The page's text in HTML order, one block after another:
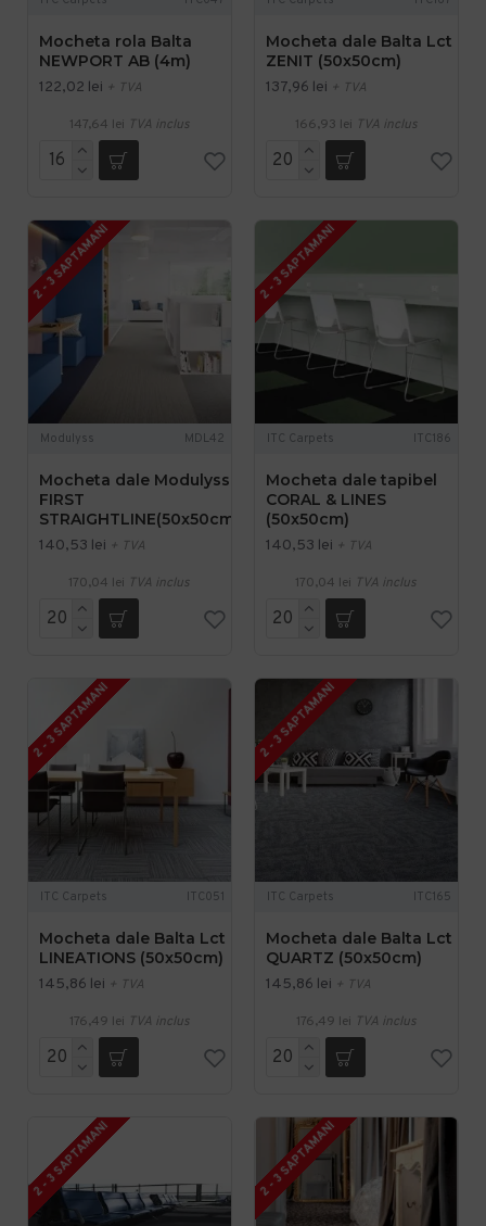
Mocheta rola Balta
NEWPORT AB (4m)
122,02 lei + TVA
147,64 lei TVA inclus
Mocheta dale Balta Lct
ZENIT (50x50cm)
137,96 lei + TVA
166,93 lei TVA inclus
2 - 3 SAPTAMANI
Modulyss MDL42
Mocheta dale Modulyss
FIRST
STRAIGHTLINE(50x50cm)
140,53 lei + TVA
170,04 lei TVA inclus
2 - 3 SAPTAMANI
ITC Carpets ITC186
Mocheta dale tapibel
CORAL & LINES
(50x50cm)
140,53 lei + TVA
170,04 lei TVA inclus
2 - 3 SAPTAMANI
ITC Carpets ITC051
Mocheta dale Balta Lct
LINEATIONS (50x50cm)
145,86 lei + TVA
176,49 lei TVA inclus
2 - 3 SAPTAMANI
ITC Carpets ITC165
Mocheta dale Balta Lct
QUARTZ (50x50cm)
145,86 lei + TVA
176,49 lei TVA inclus
2 - 3 SAPTAMANI 2 - 3 SAPTAMANI